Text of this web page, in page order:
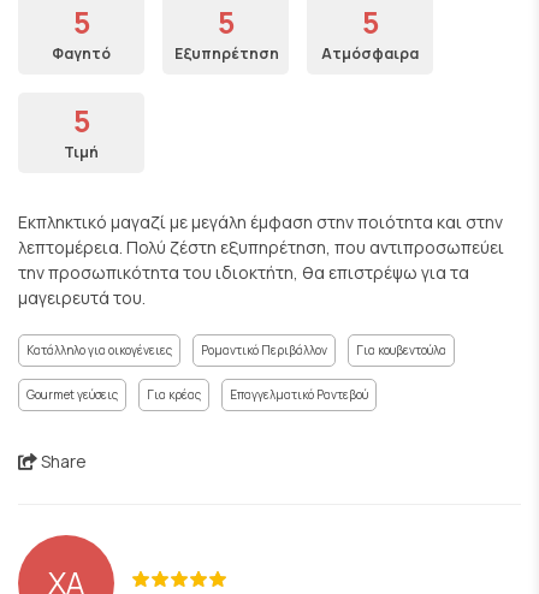
5
Φαγητό
5
Εξυπηρέτηση
5
Ατμόσφαιρα
5
Τιμή
Εκπληκτικό μαγαζί με μεγάλη έμφαση στην ποιότητα και στην
λεπτομέρεια. Πολύ ζέστη εξυπηρέτηση, που αντιπροσωπεύει
την προσωπικότητα του ιδιοκτήτη, θα επιστρέψω για τα
μαγειρευτά του.
Κατάλληλο για οικογένειες Ρομαντικό Περιβάλλον Για κουβεντούλα
Gourmet γεύσεις Για κρέας Επαγγελματικό Ραντεβού
Share
XA